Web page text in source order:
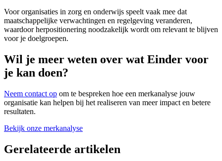
Voor organisaties in zorg en onderwijs speelt vaak mee dat
maatschappelijke verwachtingen en regelgeving veranderen,
waardoor herpositionering noodzakelijk wordt om relevant te blijven
voor je doelgroepen.
Wil je meer weten over wat Einder voor
je kan doen?
Neem contact op om te bespreken hoe een merkanalyse jouw
organisatie kan helpen bij het realiseren van meer impact en betere
resultaten.
Bekijk onze merkanalyse
Gerelateerde artikelen